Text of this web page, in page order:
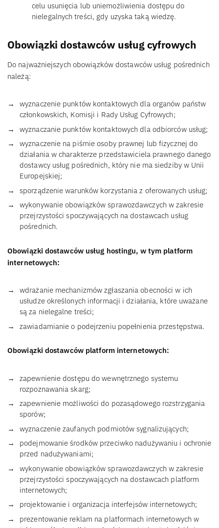
celu usunięcia lub uniemożliwienia dostępu do
nielegalnych treści, gdy uzyska taką wiedzę.
Obowiązki dostawców usług cyfrowych
Do najważniejszych obowiązków dostawców usług pośrednich
należą:
wyznaczenie punktów kontaktowych dla organów państw
członkowskich, Komisji i Rady Usług Cyfrowych;
wyznaczanie punktów kontaktowych dla odbiorców usług;
wyznaczenie na piśmie osoby prawnej lub fizycznej do
działania w charakterze przedstawiciela prawnego danego
dostawcy usług pośrednich, który nie ma siedziby w Unii
Europejskiej;
sporządzenie warunków korzystania z oferowanych usług;
wykonywanie obowiązków sprawozdawczych w zakresie
przejrzystości spoczywających na dostawcach usług
pośrednich.
Obowiązki dostawców usług hostingu, w tym platform
internetowych:
wdrażanie mechanizmów zgłaszania obecności w ich
usłudze określonych informacji i działania, które uważane
są za nielegalne treści;
zawiadamianie o podejrzeniu popełnienia przestępstwa.
Obowiązki dostawców platform internetowych:
zapewnienie dostępu do wewnętrznego systemu
rozpoznawania skarg;
zapewnienie możliwości do pozasądowego rozstrzygania
sporów;
wyznaczenie zaufanych podmiotów sygnalizujących;
podejmowanie środków przeciwko nadużywaniu i ochronie
przed nadużywaniami;
wykonywanie obowiązków sprawozdawczych w zakresie
przejrzystości spoczywających na dostawcach platform
internetowych;
projektowanie i organizacja interfejsów internetowych;
prezentowanie reklam na platformach internetowych w